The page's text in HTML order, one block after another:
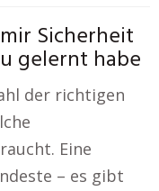
Sicherheit
gelernt habe
der richtigen
Eine
– es gibt